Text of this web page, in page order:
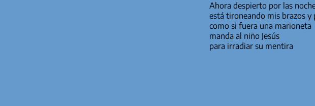
Ahora despierto por las
está tironeando mis brazos y
como si fuera una marioneta
manda al niño Jesús
para irradiar su mentira